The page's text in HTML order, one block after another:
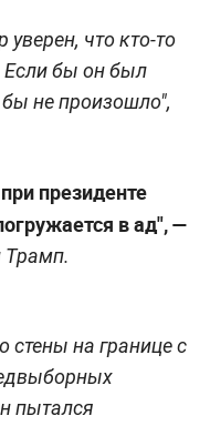
что кто-то
Если бы он был
бы не произошло",
президенте
в ад", —
Трамп.
стены на границе с
пытался